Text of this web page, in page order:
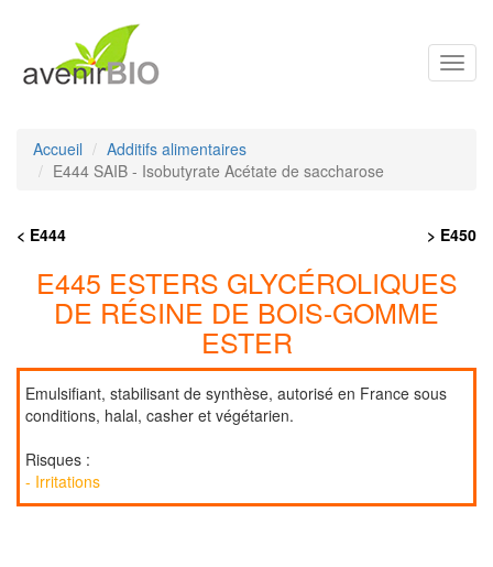
Accueil
Additifs alimentaires
E444 SAIB - Isobutyrate Acétate de saccharose
< E444 > E450
E445 ESTERS GLYCÉROLIQUES
DE RÉSINE DE BOIS-GOMME
ESTER
Emulsifiant, stabilisant de synthèse, autorisé en France sous
conditions, halal, casher et végétarien.
Risques :
- Irritations